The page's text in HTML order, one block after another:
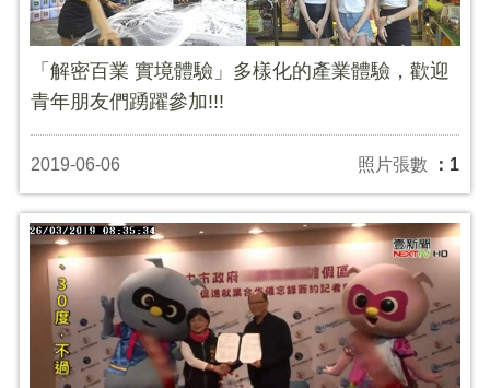
「解密百業 實境體驗」多樣化的產業體驗，歡迎
青年朋友們踴躍參加!!!
2019-06-06 照片張數 ：1